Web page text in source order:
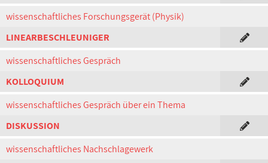
wissenschaftliches Forschungsgerät (Physik)
LINEARBESCHLEUNIGER
wissenschaftliches Gespräch
KOLLOQUIUM
wissenschaftliches Gespräch über ein Thema
DISKUSSION
wissenschaftliches Nachschlagewerk